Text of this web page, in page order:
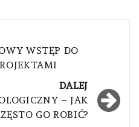
WSTĘP DO
DALEJ
– JAK
GO ROBIĆ?